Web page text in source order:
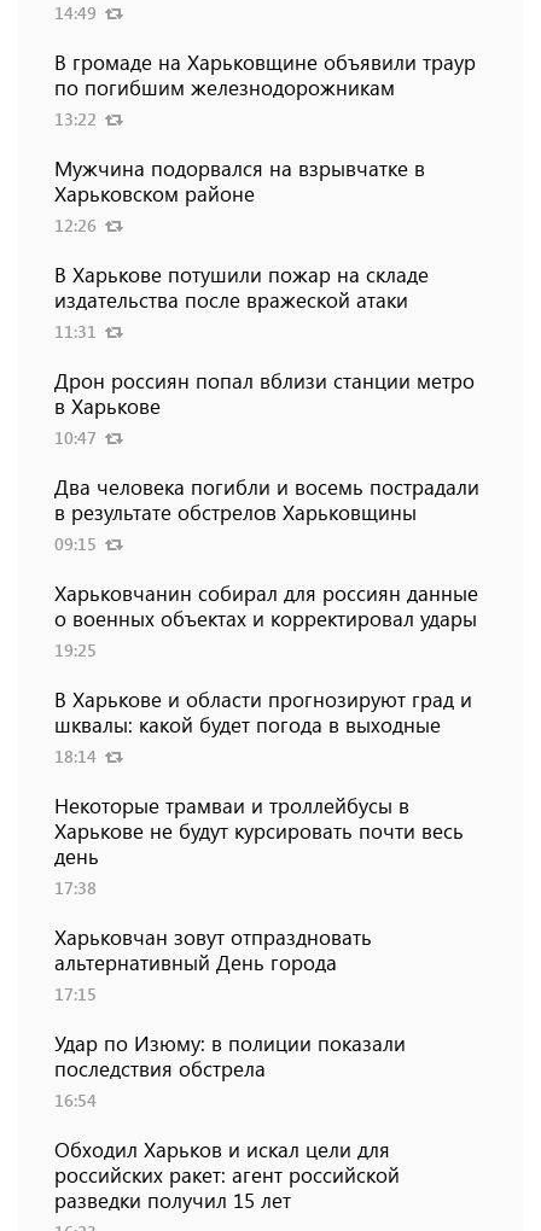
14:49
В громаде на Харьковщине объявили траур
по погибшим железнодорожникам
13:22
Мужчина подорвался на взрывчатке в
Харьковском районе
12:26
В Харькове потушили пожар на складе
издательства после вражеской атаки
11:31
Дрон россиян попал вблизи станции метро
в Харькове
10:47
Два человека погибли и восемь пострадали
в результате обстрелов Харьковщины
09:15
Харьковчанин собирал для россиян данные
о военных объектах и ​​корректировал удары
19:25
В Харькове и области прогнозируют град и
шквалы: какой будет погода в выходные
18:14
Некоторые трамваи и троллейбусы в
Харькове не будут курсировать почти весь
день
17:38
Харьковчан зовут отпраздновать
альтернативный День города
17:15
Удар по Изюму: в полиции показали
последствия обстрела
16:54
Обходил Харьков и искал цели для
российских ракет: агент российской
разведки получил 15 лет